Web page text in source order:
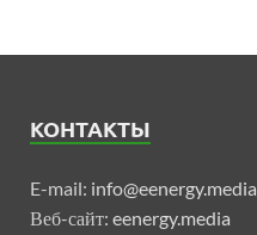
КОНТАКТЫ
E-mail: info@eenergy.media
Веб-сайт: eenergy.media